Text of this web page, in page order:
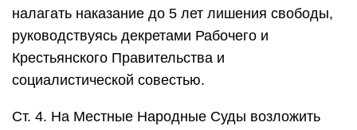
налагать наказание до 5 лет лишения свободы,
руководствуясь декретами Рабочего и
Крестьянского Правительства и
социалистической совестью.
Ст. 4. На Местные Народные Суды возложить